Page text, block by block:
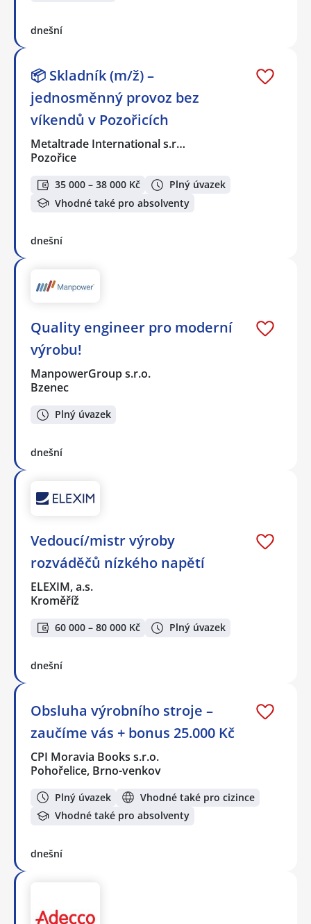
dnešní
📦 Skladník (m/ž) –
jednosměnný provoz bez
víkendů v Pozořicích
Metaltrade International s.r…
Pozořice
35 000 – 38 000 Kč
Plný úvazek
Vhodné také pro absolventy
dnešní
Quality engineer pro moderní
výrobu!
ManpowerGroup s.r.o.
Bzenec
Plný úvazek
dnešní
Vedoucí/mistr výroby
rozváděčů nízkého napětí
ELEXIM, a.s.
Kroměříž
60 000 – 80 000 Kč Plný úvazek
dnešní
Obsluha výrobního stroje –
zaučíme vás + bonus 25.000 Kč
CPI Moravia Books s.r.o.
Pohořelice, Brno-venkov
Plný úvazek
Vhodné také pro cizince
Vhodné také pro absolventy
dnešní